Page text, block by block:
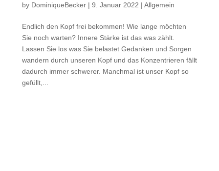
by DominiqueBecker| 9. Januar 2022 | Allgemein
Endlich den Kopf frei bekommen! Wie lange möchten
Sie noch warten? Innere Stärke ist das was zählt.
Lassen Sie los was Sie belastet Gedanken und Sorgen
wandern durch unseren Kopf und das Konzentrieren fällt
dadurch immer schwerer. Manchmal ist unser Kopf so
gefüllt,...